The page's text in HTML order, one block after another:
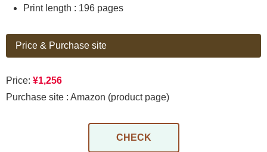
Print length : 196 pages
Price & Purchase site
Price: ¥1,256
Purchase site : Amazon (product page)
CHECK